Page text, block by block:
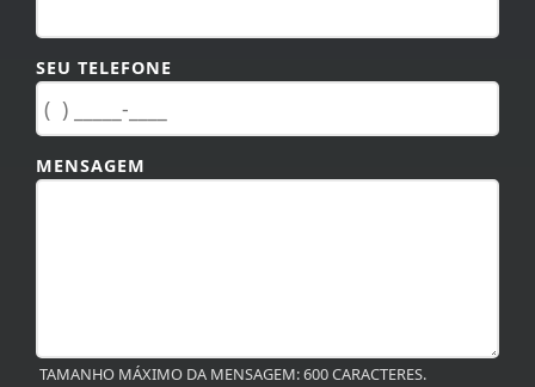
SEU TELEFONE
MENSAGEM
TAMANHO MÁXIMO DA MENSAGEM: 600 CARACTERES.